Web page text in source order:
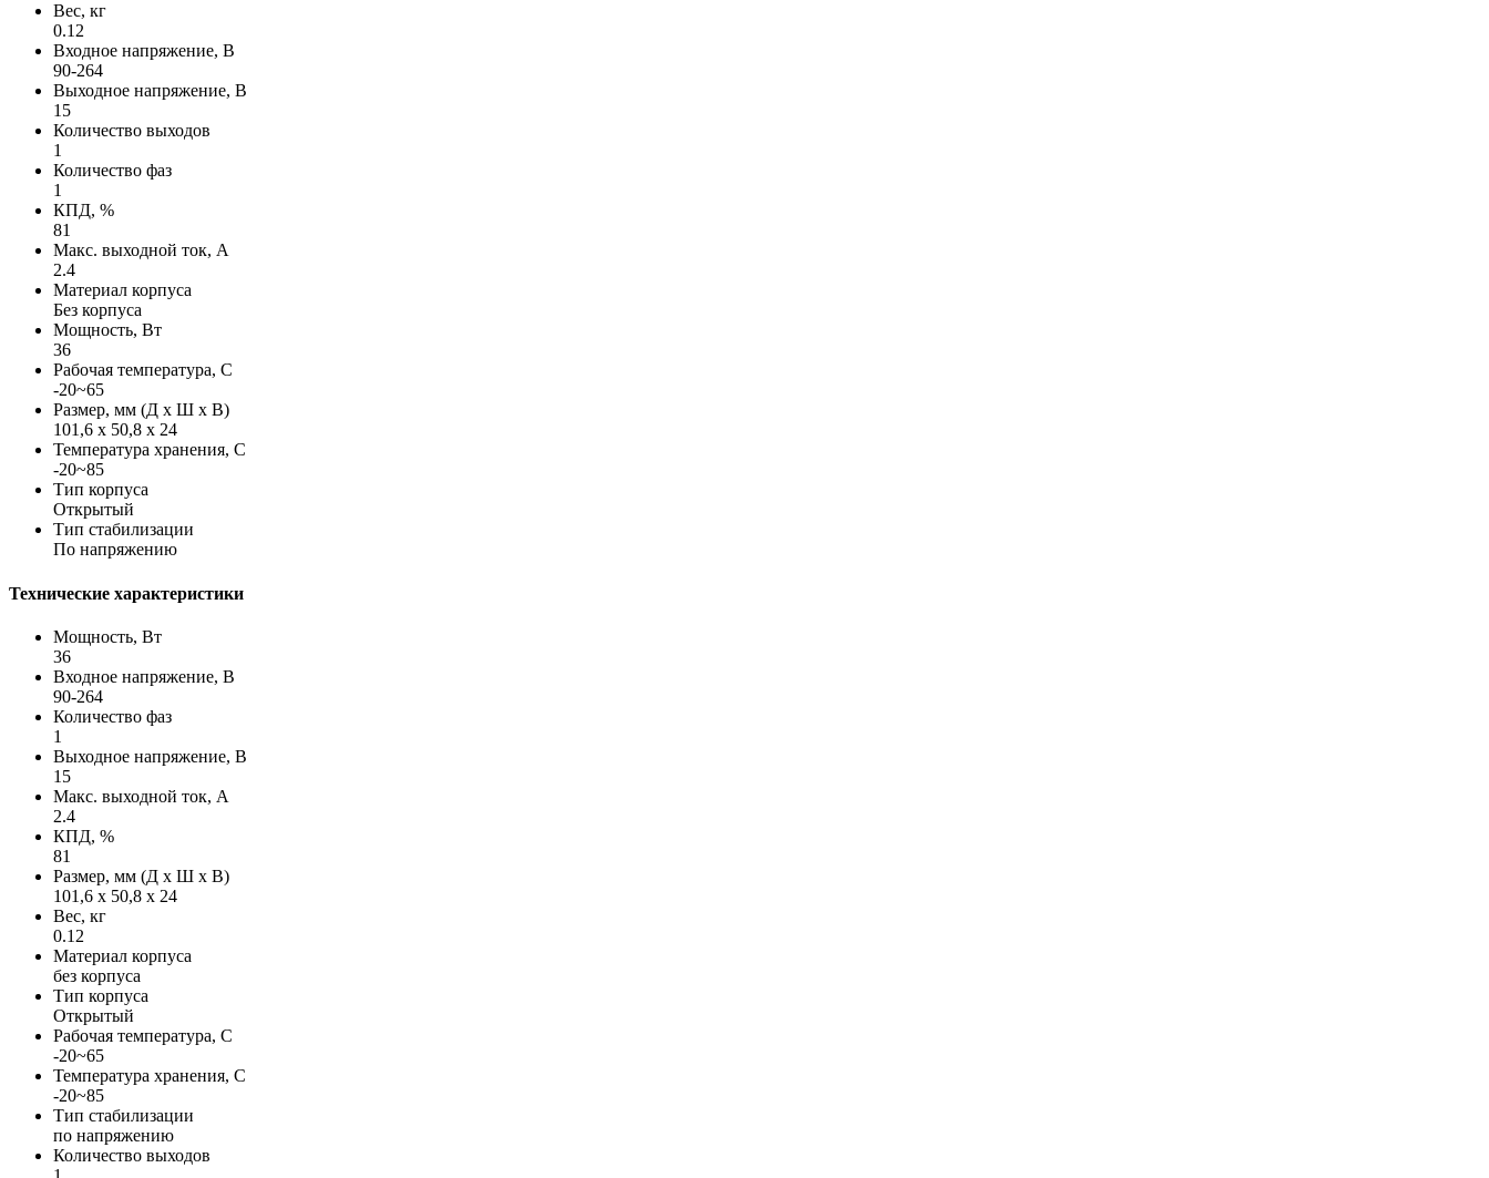
Вес, кг
0.12
Входное напряжение, В
90-264
Выходное напряжение, В
15
Количество выходов
1
Количество фаз
1
КПД, %
81
Макс. выходной ток, А
2.4
Материал корпуса
Без корпуса
Мощность, Вт
36
Рабочая температура, С
-20~65
Размер, мм (Д х Ш х В)
101,6 х 50,8 х 24
Температура хранения, С
-20~85
Тип корпуса
Открытый
Тип стабилизации
По напряжению
Технические характеристики
Мощность, Вт
36
Входное напряжение, В
90-264
Количество фаз
1
Выходное напряжение, В
15
Макс. выходной ток, А
2.4
КПД, %
81
Размер, мм (Д х Ш х В)
101,6 х 50,8 х 24
Вес, кг
0.12
Материал корпуса
без корпуса
Тип корпуса
Открытый
Рабочая температура, С
-20~65
Температура хранения, С
-20~85
Тип стабилизации
по напряжению
Количество выходов